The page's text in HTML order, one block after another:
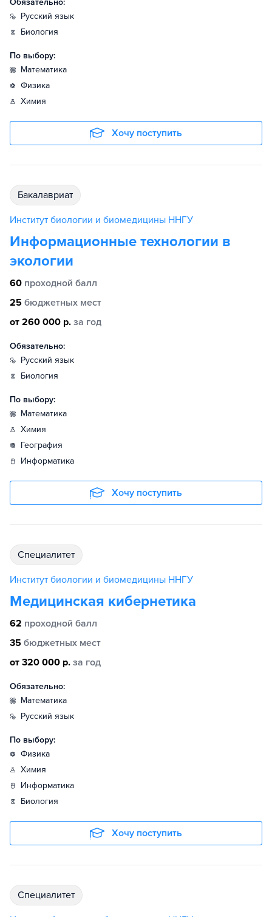
Обязательно:
русский язык
биология
По выбору:
математика
физика
химия
Хочу поступить
бакалавриат
Институт биологии и биомедицины ННГУ
Информационные технологии в
экологии
60 проходной балл
25 бюджетных мест
от 260 000 р. за год
Обязательно:
русский язык
биология
По выбору:
математика
химия
география
информатика
Хочу поступить
специалитет
Институт биологии и биомедицины ННГУ
Медицинская кибернетика
62 проходной балл
35 бюджетных мест
от 320 000 р. за год
Обязательно:
математика
русский язык
По выбору:
физика
химия
информатика
биология
Хочу поступить
специалитет